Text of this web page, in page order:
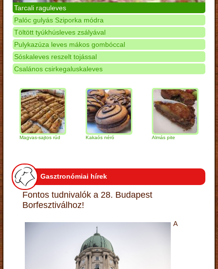
Tarcali raguleves
Palóc gulyás Sziporka módra
Töltött tyúkhúsleves zsályával
Pulykazúza leves mákos gombóccal
Sóskaleves reszelt tojással
Csalános csirkegaluskaleves
Magvas-sajtos rúd Kakaós néró Almás pite
Gasztronómiai hírek
Fontos tudnivalók a 28. Budapest
Borfesztiválhoz!
A